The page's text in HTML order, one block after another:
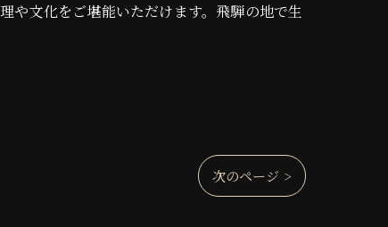
や文化をご堪能いただけます。飛騨の地で生
次のページ >